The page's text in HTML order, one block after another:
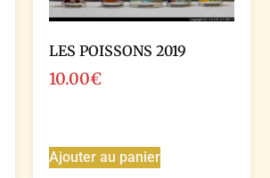
LES POISSONS 2019
10.00€
Ajouter au panier